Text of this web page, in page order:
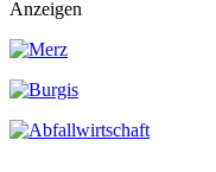
Anzeigen